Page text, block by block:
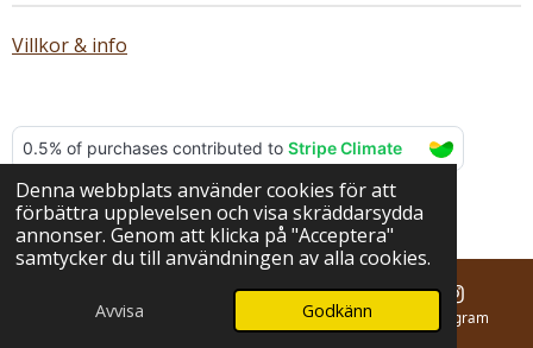
Denna webbplats använder cookies för att
förbättra upplevelsen och visa skräddarsydda
annonser. Genom att klicka på "Acceptera"
samtycker du till användningen av alla cookies.
Avvisa Godkänn
Villkor & info
© 2025 - 2026 BERNA hantverk
Drivs avWebador
Karta Instagram